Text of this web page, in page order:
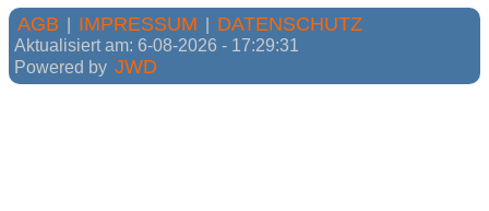
AGB IMPRESSUM DATENSCHUTZ
Aktualisiert am: 6-08-2026 - 17:29:31
Powered by JWD